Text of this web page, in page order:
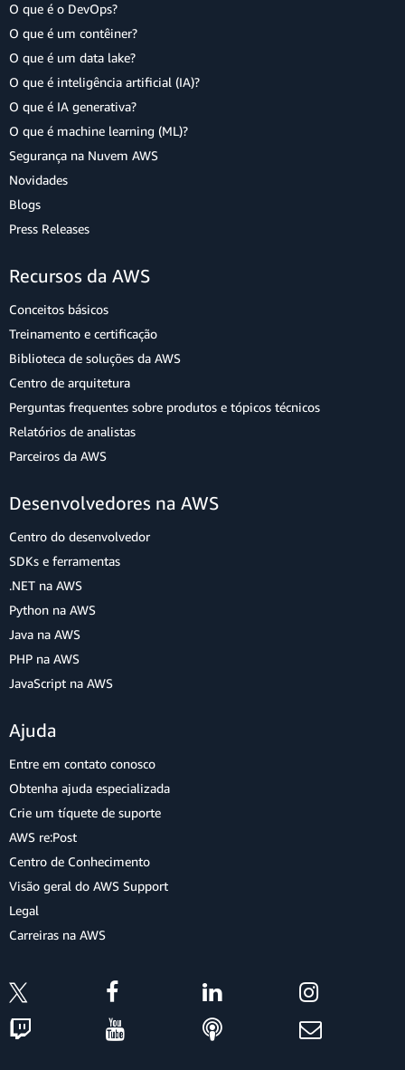
O que é o DevOps?
O que é um contêiner?
O que é um data lake?
O que é inteligência artificial (IA)?
O que é IA generativa?
O que é machine learning (ML)?
Segurança na Nuvem AWS
Novidades
Blogs
Press Releases
Recursos da AWS
Conceitos básicos
Treinamento e certificação
Biblioteca de soluções da AWS
Centro de arquitetura
Perguntas frequentes sobre produtos e tópicos técnicos
Relatórios de analistas
Parceiros da AWS
Desenvolvedores na AWS
Centro do desenvolvedor
SDKs e ferramentas
.NET na AWS
Python na AWS
Java na AWS
PHP na AWS
JavaScript na AWS
Ajuda
Entre em contato conosco
Obtenha ajuda especializada
Crie um tíquete de suporte
AWS re:Post
Centro de Conhecimento
Visão geral do AWS Support
Legal
Carreiras na AWS